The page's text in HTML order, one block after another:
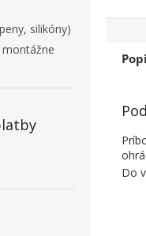
silikóny)
Do